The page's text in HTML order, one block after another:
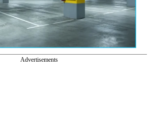
Advertisements